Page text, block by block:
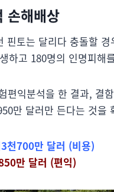
손해배상
핀토는 달리다 충돌할
하고 180명의 인명피해
편익분석을 한 결과, 결
만 달러만 든다는 것을
천700만 달러 (비용)
만 달러 (편익)